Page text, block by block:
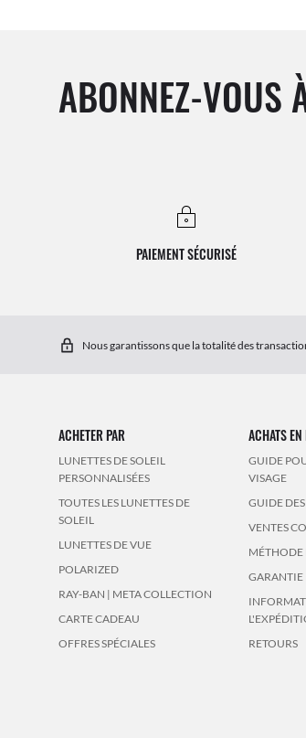
ABONNEZ-VOUS
PAIEMENT SÉCURISÉ
Nous garantissons que la totalité des
ACHETER PAR
LUNETTES DE SOLEIL
PERSONNALISÉES
TOUTES LES LUNETTES DE
SOLEIL
LUNETTES DE VUE
POLARIZED
RAY-BAN | META COLLECTION
CARTE CADEAU
OFFRES SPÉCIALES
ACHATS
GUIDE
VISAGE
GUIDE
VENTES
MÉTHODE
GARANTIE
RETOURS